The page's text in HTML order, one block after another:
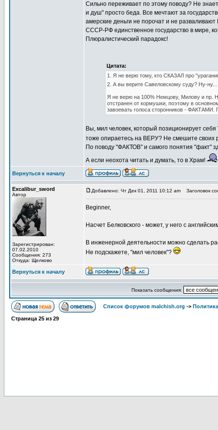
Сильно переживает по этому поводу? Не
и душ" просто беда. Все мечтают за
амерские деньги не порочат и не
СССР-РФ единственное государство в мире,
Плюралистический парадокс!
Цитата:
1. Я не верю тому, кто СКАЗАЛ про
2. А вы верите Савеловскому суду? Ну-ну...
Я не верю на 100% Немцову, Милову и
отстранен от кормушки, поэтому в
завоевать голоса сторонников -
Вы, мил человек, который позиционирует
тоже опираетесь на ВЕРУ? Не смешите своих
По поводу "ФАКТОВ" и самого понятия "факт"
А если неохота читать и думать, то в Храм!
Вернуться к началу
Excalibur_sword
Автор
Зарегистрирован:
07.02.2010
Сообщения: 273
Откуда: Щелково
Добавлено: Чт Дек 01, 2011 10:12 am Заголовок
Beginner,
Насчет Белковского - может, у него с
В инженерной деятельности можно сделать
Не подскажете, "мил человек"?
Вернуться к началу
Показать сообщения:
Список форумов malchish.org ->
Страница 25 из 29